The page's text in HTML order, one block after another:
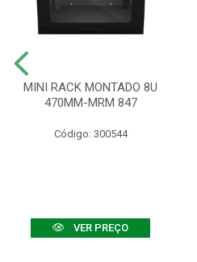
MINI RACK MONTADO 8U
470MM-MRM 847
Código: 300544
VER PREÇO